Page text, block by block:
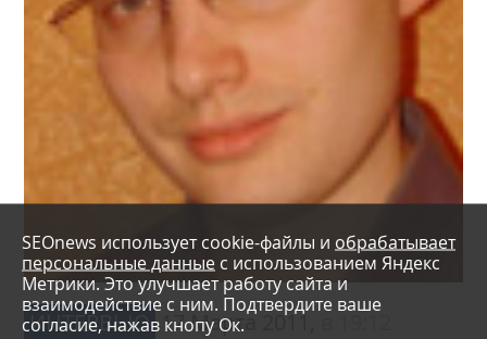
ИНТЕРВЬЮ 17 Марта 2011,
SEOnews использует cookie-файлы и обрабатывает
персональные данные с использованием Яндекс
Метрики. Это улучшает работу сайта и
взаимодействие с ним. Подтвердите ваше
согласие, нажав кнопу Ок.